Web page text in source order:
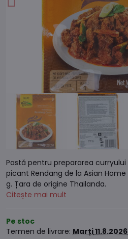
Pastă pentru prepararea curryului
picant Rendang de la Asian
g. Țara de origine Thailanda.
Citește mai mult
Pe stoc
Termen de livrare: Marți11.8.2026